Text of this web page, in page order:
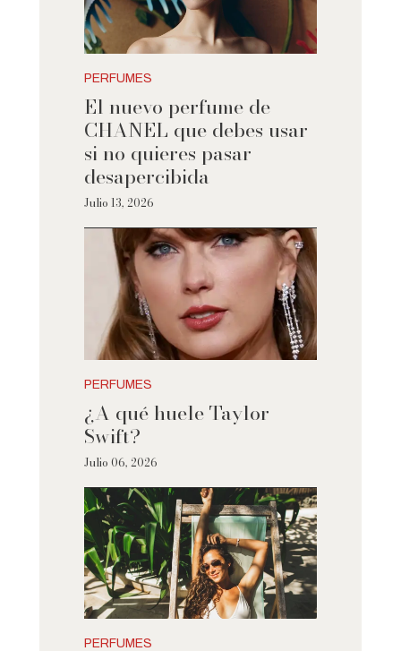
PERFUMES
El nuevo perfume de
CHANEL que debes usar
si no quieres pasar
desapercibida
Julio 13, 2026
PERFUMES
¿A qué huele Taylor
Swift?
Julio 06, 2026
PERFUMES